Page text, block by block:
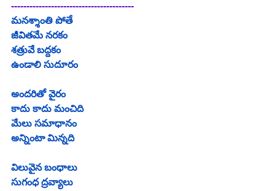
----------------------------------------
మనశ్శాంతి పోతే
జీవితమే నరకం
శత్రువే బద్దకం
ఉండాలి సుదూరం
అందరితో వైరం
కాదు కాదు మంచిది
మేలు సమాధానం
అన్నింటా మిన్నది
విలువైన బంధాలు
సుగంధ ద్రవ్యాలు